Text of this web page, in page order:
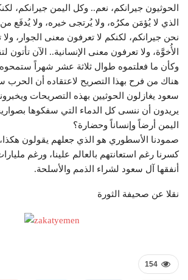
الحوثيون جيرانكم، نعم.. وكل اليمن جيرانكم،
الذي لا يُؤمَن مكرُه، ولا يُرتجى خيره، ولا يُدفَع
نحن جيرانكم، لكنكم لا تعرفون معنى الجوار،
الأُخوَّة، ولا تعرفون معنى الإنسانية.. الآن تأتون
وكأن ما فعلتموه طوال ثلاثة عشر شهراً ستمحوه
هناك من فرح بهذا التصريح لاعتقاده أن الحرب
سعود يغازلون الحوثيين بهذه التصريحات
يريدون أن ننسى كل الدماء التي سفكوها
اليمن أرضاً وإنساناً وحضارة؟
صمودنا الأسطوري هو الذي جعلهم يقولون هكذا،
كسرنا رغم استعانتهم بالعالم علينا، ورغم
أنفقها آل سعود لشراء الذمم والأسلحة.
نقلا عن صحيفة الثورة
154